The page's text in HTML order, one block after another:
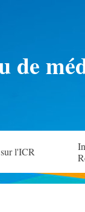
de
l'ICR